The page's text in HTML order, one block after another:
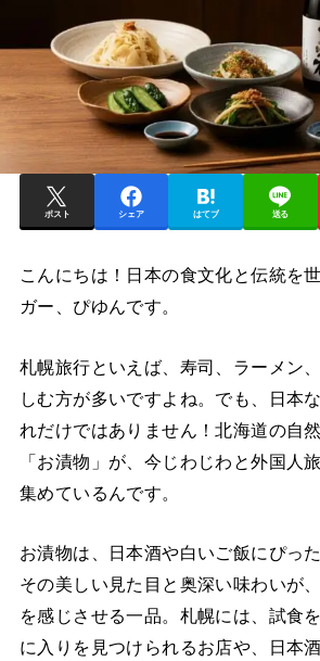
ポスト シェア はてブ 送る
こんにちは！日本の食文化と伝統を
ガー、ぴゆんです。
札幌旅行といえば、寿司、ラーメン
しむ方が多いですよね。でも、日本
れだけではありません！北海道の自
「お漬物」が、今じわじわと外国人
集めているんです。
お漬物は、日本酒や白いご飯にぴっ
その美しい見た目と奥深い味わいが
を感じさせる一品。札幌には、試食
に入りを見つけられるお店や、日本